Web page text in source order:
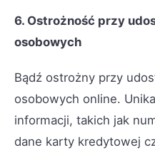
6. Ostrożność przy
osobowych
Bądź ostrożny przy
osobowych online.
informacji, takich jak
dane karty kredytowej